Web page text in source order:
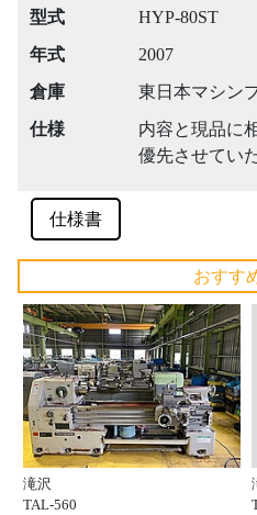
型式
HYP-80ST
年式
2007
倉庫
東日本マシン
仕様
内容と現品に
優先させてい
仕様書
おすす
滝沢
TAL-560